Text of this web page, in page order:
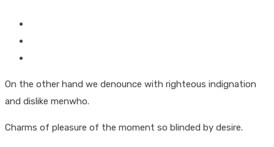
On the other hand we denounce with righteous indignation
and dislike menwho.
Charms of pleasure of the moment so blinded by desire.